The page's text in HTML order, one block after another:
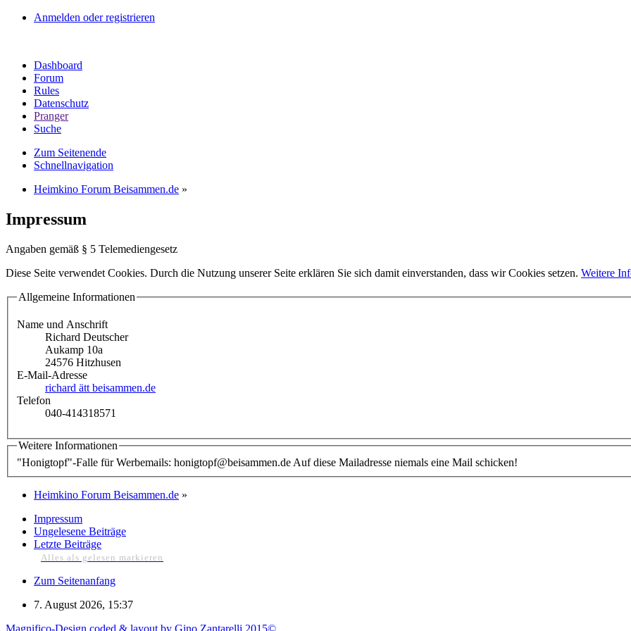
Anmelden oder registrieren
Dashboard
Forum
Rules
Datenschutz
Pranger
Suche
Zum Seitenende
Schnellnavigation
Heimkino Forum Beisammen.de »
Impressum
Angaben gemäß § 5 Telemediengesetz
Diese Seite verwendet Cookies. Durch die Nutzung unserer Seite erklären Sie sich damit einverstanden, dass wir Cookies setzen. Weitere
Allgemeine Informationen
Name und Anschrift
Richard Deutscher
Aukamp 10a
24576 Hitzhusen
E-Mail-Adresse
richard ätt beisammen.de
Telefon
040-414318571
Weitere Informationen
"Honigtopf"-Falle für Werbemails: honigtopf@beisammen.de Auf diese Mailadresse niemals eine Mail schicken!
Heimkino Forum Beisammen.de »
Impressum
Ungelesene Beiträge
Letzte Beiträge
Alles als gelesen markieren
Zum Seitenanfang
7. August 2026, 15:37
Magnifico-Design coded & layout by Gino Zantarelli 2015©